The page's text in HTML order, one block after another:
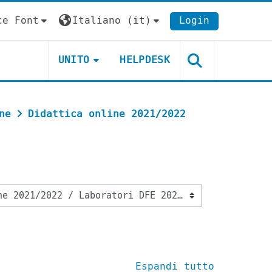
Font Italiano ‎(it)‎ Login
UNITO HELPDESK
Didattica online 2021/2022
Espandi tutto